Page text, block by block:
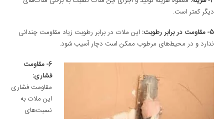
دیگر کمتر است.
5- مقاومت در برابر رطوبت
: این ملات در برابر رطوبت زیاد مقاومت چندانی
ندارد و در محیط‌های مرطوب ممکن است دچار آسیب شود.
6- مقاومت
فشاری:
مقاومت فشاری
این ملات به
نسبت‌های